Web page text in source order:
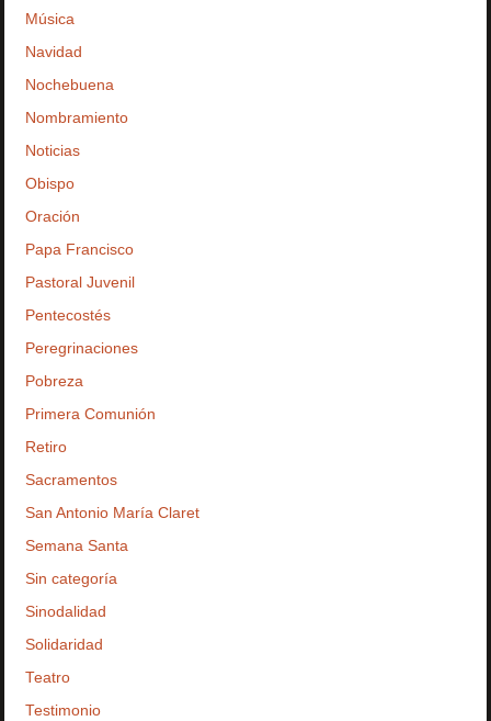
Música
Navidad
Nochebuena
Nombramiento
Noticias
Obispo
Oración
Papa Francisco
Pastoral Juvenil
Pentecostés
Peregrinaciones
Pobreza
Primera Comunión
Retiro
Sacramentos
San Antonio María Claret
Semana Santa
Sin categoría
Sinodalidad
Solidaridad
Teatro
Testimonio